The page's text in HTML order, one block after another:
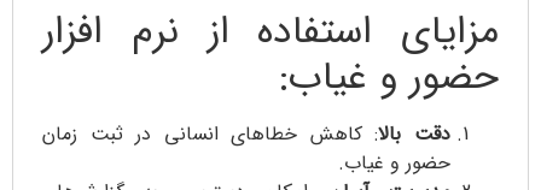
مزایای استفاده از نرم افزار
حضور و غیاب:
دقت بالا: کاهش خطاهای انسانی در ثبت زمان
حضور و غیاب.